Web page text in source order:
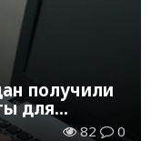
получили
для
82 0